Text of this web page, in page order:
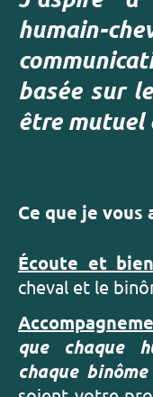
humain-
basée sur
être mutuel
Ce que je vous
Écoute et
cheval et le
que chaque
chaque